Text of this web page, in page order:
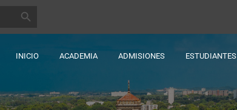
INICIO ACADEMIA ADMISIONES ESTUDIANTES